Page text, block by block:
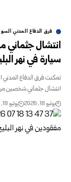
فرق الدفاع المدني
انتشال جثماني
سيارة في نهر
تمكنت فرق الدفاع المدني
انتشال جثماني شخصين
يوليو 18, 2026 يوليو 18, 2026